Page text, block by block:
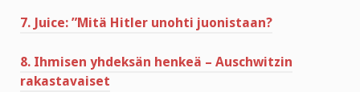
7. Juice: ”Mitä Hitler unohti juonistaan?
8. Ihmisen yhdeksän henkeä – Auschwitzin
rakastavaiset